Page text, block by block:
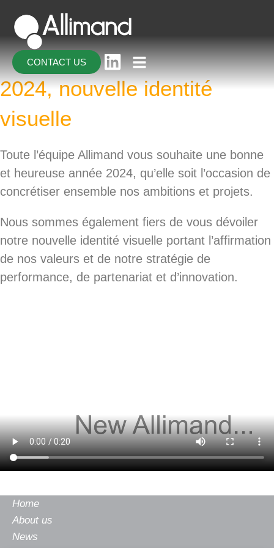
CONTACT US
2024, nouvelle identité
visuelle
Toute l’équipe Allimand vous souhaite une bonne
et heureuse année 2024, qu’elle soit l’occasion de
concrétiser ensemble nos ambitions et projets.
Nous sommes également fiers de vous dévoiler
notre nouvelle identité visuelle portant l’affirmation
de nos valeurs et de notre stratégie de
performance, de partenariat et d’innovation.
Home
About us
News